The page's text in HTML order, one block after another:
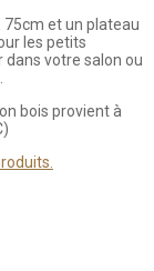
75cm et un plateau
les petits
dans votre salon ou
bois provient à